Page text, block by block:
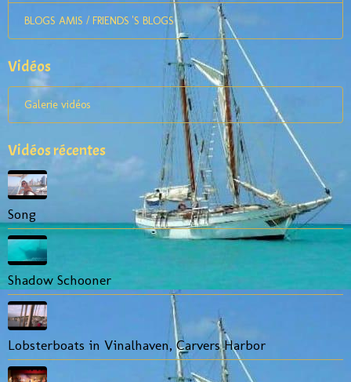
BLOGS AMIS / FRIENDS 'S BLOGS
Vidéos
Galerie vidéos
Vidéos récentes
Song
Shadow Schooner
Lobsterboats in Vinalhaven, Carvers Harbor